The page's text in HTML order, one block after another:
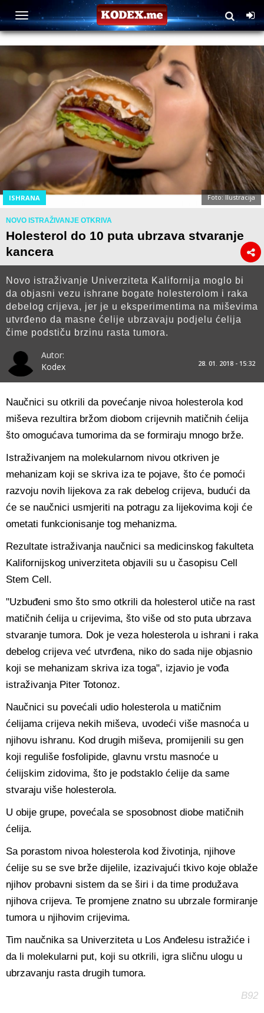
ISHRANA Foto: Ilustracija
NOVO ISTRAŽIVANJE OTKRIVA
Holesterol do 10 puta ubrzava stvaranje
kancera
Novo istraživanje Univerziteta Kalifornija moglo bi
da objasni vezu ishrane bogate holesterolom i raka
debelog crijeva, jer je u eksperimentima na miševima
utvrđeno da masne ćelije ubrzavaju podjelu ćelija
čime podstiču brzinu rasta tumora.
Autor:
Kodex
28. 01. 2018 - 15:32
Naučnici su otkrili da povećanje nivoa holesterola kod
miševa rezultira bržom diobom crijevnih matičnih ćelija
što omogućava tumorima da se formiraju mnogo brže.
Istraživanjem na molekularnom nivou otkriven je
mehanizam koji se skriva iza te pojave, što će pomoći
razvoju novih lijekova za rak debelog crijeva, budući da
će se naučnici usmjeriti na potragu za lijekovima koji će
ometati funkcionisanje tog mehanizma.
Rezultate istraživanja naučnici sa medicinskog fakulteta
Kalifornijskog univerziteta objavili su u časopisu Cell
Stem Cell.
"Uzbuđeni smo što smo otkrili da holesterol utiče na rast
matičnih ćelija u crijevima, što više od sto puta ubrzava
stvaranje tumora. Dok je veza holesterola u ishrani i raka
debelog crijeva već utvrđena, niko do sada nije objasnio
koji se mehanizam skriva iza toga", izjavio je vođa
istraživanja Piter Totonoz.
Naučnici su povećali udio holesterola u matičnim
ćelijama crijeva nekih miševa, uvodeći više masnoća u
njihovu ishranu. Kod drugih miševa, promijenili su gen
koji reguliše fosfolipide, glavnu vrstu masnoće u
ćelijskim zidovima, što je podstaklo ćelije da same
stvaraju više holesterola.
U obije grupe, povećala se sposobnost diobe matičnih
ćelija.
Sa porastom nivoa holesterola kod životinja, njihove
ćelije su se sve brže dijelile, izazivajući tkivo koje oblaže
njihov probavni sistem da se širi i da time produžava
njihova crijeva. Te promjene znatno su ubrzale formiranje
tumora u njihovim crijevima.
Tim naučnika sa Univerziteta u Los Anđelesu istražiće i
da li molekularni put, koji su otkrili, igra sličnu ulogu u
ubrzavanju rasta drugih tumora.
B92